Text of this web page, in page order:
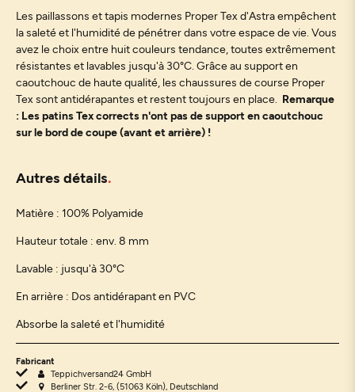
Les paillassons et tapis modernes Proper Tex d'Astra empêchent
la saleté et l'humidité de pénétrer dans votre espace de vie. Vous
avez le choix entre huit couleurs tendance, toutes extrêmement
résistantes et lavables jusqu'à 30°C. Grâce au support en
caoutchouc de haute qualité, les chaussures de course Proper
Tex sont antidérapantes et restent toujours en place. Remarque
: Les patins Tex corrects n'ont pas de support en caoutchouc
sur le bord de coupe (avant et arrière) !
Autres détails
Matière : 100% Polyamide
Hauteur totale : env. 8 mm
Lavable : jusqu'à 30°C
En arrière : Dos antidérapant en PVC
Absorbe la saleté et l'humidité
Fabricant
Teppichversand24 GmbH
Berliner Str. 2-6, (51063 Köln), Deutschland